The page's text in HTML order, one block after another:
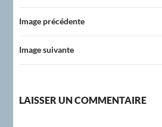
Image précédente
Image suivante
LAISSER UN COMMENTAIRE